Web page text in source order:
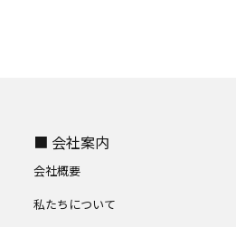
■ 会社案内
会社概要
私たちについて